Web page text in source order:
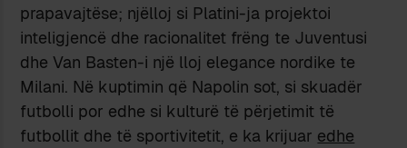
prapavajtëse; njëlloj si Platini-ja projektoi
inteligjencë dhe racionalitet frëng te Juventusi
dhe Van Basten-i një lloj elegance nordike te
Milani. Në kuptimin që Napolin sot, si skuadër
futbolli por edhe si kulturë të përjetimit të
futbollit dhe të sportivitetit, e ka krijuar edhe